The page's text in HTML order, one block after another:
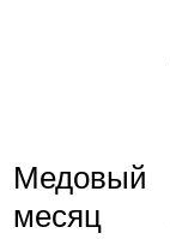
Медовый
месяц